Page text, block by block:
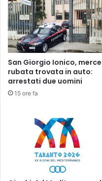
San Giorgio Ionico, merce
rubata trovata in auto:
arrestati due uomini
15 ore fa